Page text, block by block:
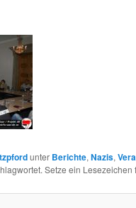
unter Berichte, Nazis,
Setze ein Lesezeichen